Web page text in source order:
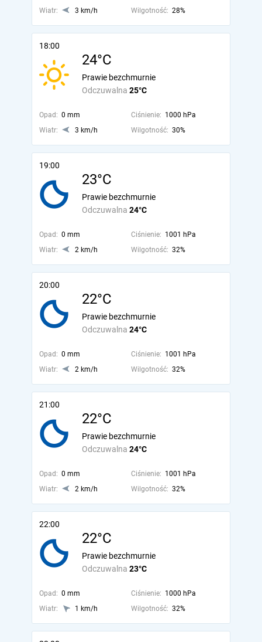
Wiatr:
3 km/h Wilgotność: 28%
18:00
24°C
Odczuwalna 25°C
Prawie bezchmurnie
Opad: 0 mm Ciśnienie: 1000 hPa
Wiatr:
3 km/h Wilgotność: 30%
19:00
23°C
Odczuwalna 24°C
Prawie bezchmurnie
Opad: 0 mm Ciśnienie: 1001 hPa
Wiatr:
2 km/h Wilgotność: 32%
20:00
22°C
Odczuwalna 24°C
Prawie bezchmurnie
Opad: 0 mm Ciśnienie: 1001 hPa
Wiatr:
2 km/h Wilgotność: 32%
21:00
22°C
Odczuwalna 24°C
Prawie bezchmurnie
Opad: 0 mm Ciśnienie: 1001 hPa
Wiatr:
2 km/h Wilgotność: 32%
22:00
22°C
Odczuwalna 23°C
Prawie bezchmurnie
Opad: 0 mm Ciśnienie: 1000 hPa
Wiatr:
1 km/h Wilgotność: 32%